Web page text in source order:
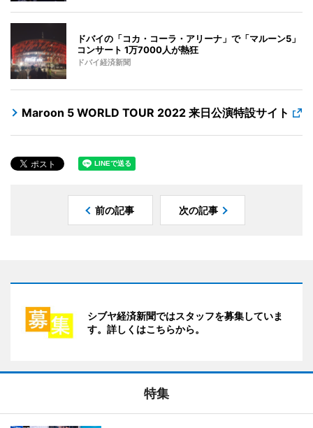
ドバイの「コカ・コーラ・アリーナ」で「マルーン5」
コンサート 1万7000人が熱狂
ドバイ経済新聞
Maroon 5 WORLD TOUR 2022 来日公演特設サイト
前の記事 次の記事
シブヤ経済新聞ではスタッフを募集していま
す。詳しくはこちらから。
特集